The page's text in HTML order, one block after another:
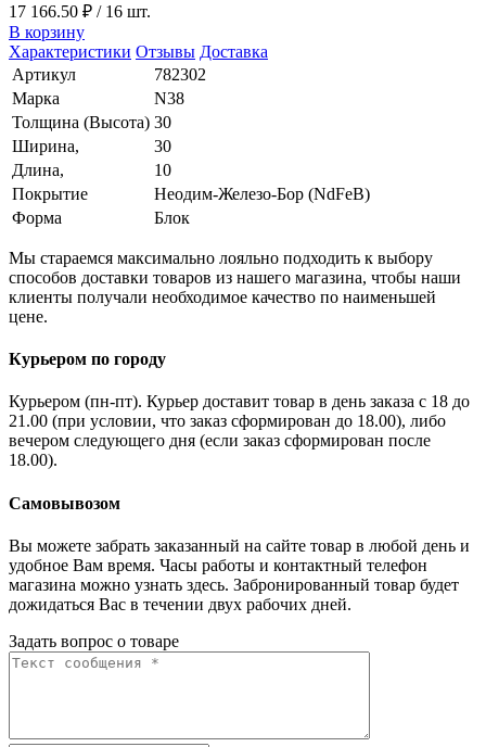
17 166.50 ₽ / 16 шт.
В корзину
Характеристики Отзывы Доставка
Артикул
782302
Марка
N38
Толщина (Высота) 30
Ширина,
30
Длина,
10
Покрытие
Неодим-Железо-Бор (NdFeB)
Форма
Блок
Мы стараемся максимально лояльно подходить к выбору
способов доставки товаров из нашего магазина, чтобы наши
клиенты получали необходимое качество по наименьшей
цене.
Курьером по городу
Курьером (пн-пт). Курьер доставит товар в день заказа с 18 до
21.00 (при условии, что заказ сформирован до 18.00), либо
вечером следующего дня (если заказ сформирован после
18.00).
Самовывозом
Вы можете забрать заказанный на сайте товар в любой день и
удобное Вам время. Часы работы и контактный телефон
магазина можно узнать здесь. Забронированный товар будет
дожидаться Вас в течении двух рабочих дней.
Задать вопрос о товаре